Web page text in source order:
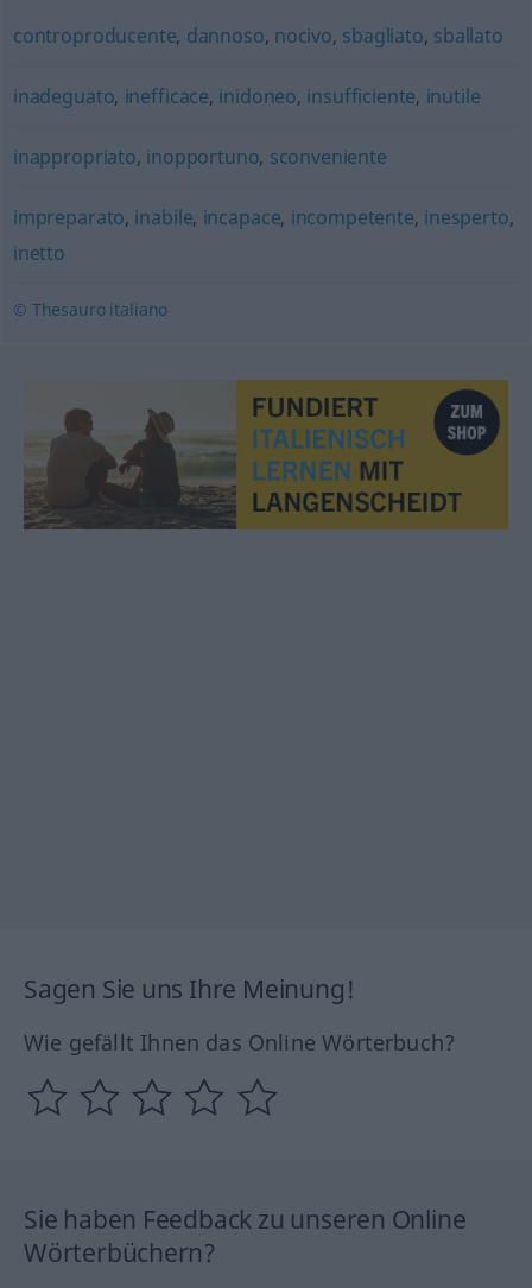
controproducente, dannoso, nocivo, sbagliato, sballato
inadeguato, inefficace, inidoneo, insufficiente, inutile
inappropriato, inopportuno, sconveniente
impreparato, inabile, incapace, incompetente, inesperto,
inetto
© Thesauro italiano
Sagen Sie uns Ihre Meinung!
Wie gefällt Ihnen das Online Wörterbuch?
Sie haben Feedback zu unseren Online
Wörterbüchern?